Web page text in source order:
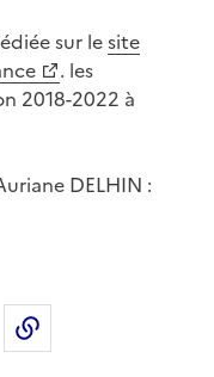
sur lesite
. les
2018-2022 à
DELHIN :
LinkedIn
Partager par email